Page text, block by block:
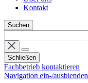
Kontakt
Suchen
Schließen
Fachbetrieb kontaktieren
Navigation ein-/ausblenden